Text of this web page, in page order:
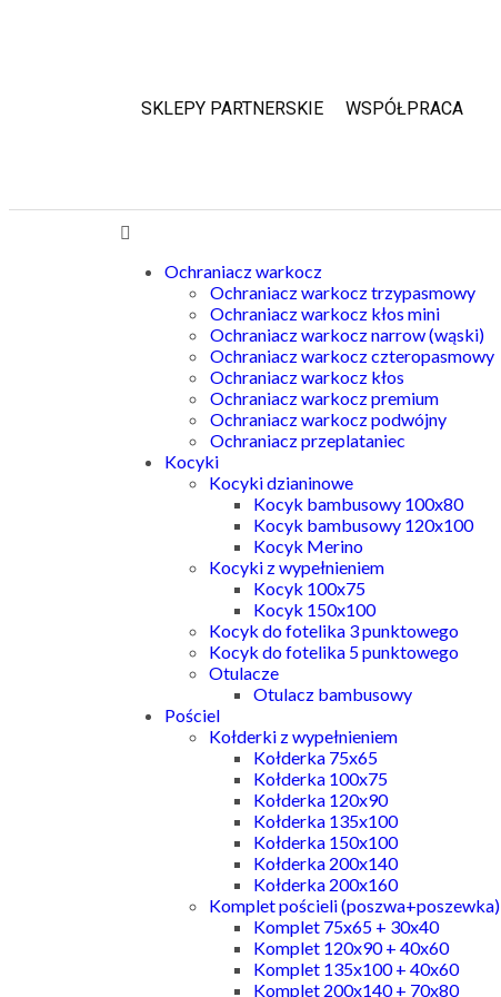
SKLEPY PARTNERSKIE WSPÓŁPRACA
Ochraniacz warkocz
Ochraniacz warkocz trzypasmowy
Ochraniacz warkocz kłos mini
Ochraniacz warkocz narrow (wąski)
Ochraniacz warkocz czteropasmowy
Ochraniacz warkocz kłos
Ochraniacz warkocz premium
Ochraniacz warkocz podwójny
Ochraniacz przeplataniec
Kocyki
Kocyki dzianinowe
Kocyk bambusowy 100x80
Kocyk bambusowy 120x100
Kocyk Merino
Kocyki z wypełnieniem
Kocyk 100x75
Kocyk 150x100
Kocyk do fotelika 3 punktowego
Kocyk do fotelika 5 punktowego
Otulacze
Otulacz bambusowy
Pościel
Kołderki z wypełnieniem
Kołderka 75x65
Kołderka 100x75
Kołderka 120x90
Kołderka 135x100
Kołderka 150x100
Kołderka 200x140
Kołderka 200x160
Komplet pościeli (poszwa+poszewka)
Komplet 75x65 + 30x40
Komplet 120x90 + 40x60
Komplet 135x100 + 40x60
Komplet 200x140 + 70x80